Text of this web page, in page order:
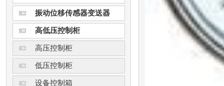
振动位移传感器变送器
高低压控制柜
高压控制柜
低压控制柜
设备控制箱